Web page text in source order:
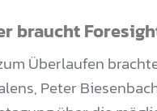
braucht
Überlaufen
Peter